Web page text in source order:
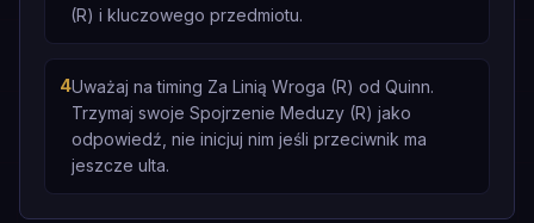
(R) i kluczowego przedmiotu.
4Uważaj na timing Za Linią Wroga (R) od Quinn.
Trzymaj swoje Spojrzenie Meduzy (R) jako
odpowiedź, nie inicjuj nim jeśli przeciwnik ma
jeszcze ulta.